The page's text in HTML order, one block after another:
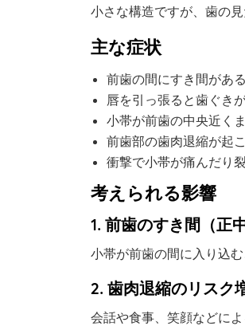
小さな構造ですが、歯の
主な症状
前歯の間にすき間があ
唇を引っ張ると歯ぐき
小帯が前歯の中央近く
前歯部の歯肉退縮が起
衝撃で小帯が痛んだり
考えられる影響
1. 前歯のすき間（正
小帯が前歯の間に入り込
2. 歯肉退縮のリスク
会話や食事、笑顔などに